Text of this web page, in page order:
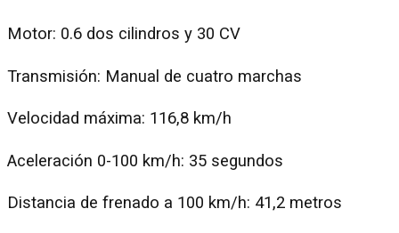
Motor: 0.6 dos cilindros y 30 CV
Transmisión: Manual de cuatro marchas
Velocidad máxima: 116,8 km/h
Aceleración 0-100 km/h: 35 segundos
Distancia de frenado a 100 km/h: 41,2 metros